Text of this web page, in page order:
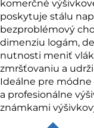
komerčné
poskytuje stálu
bezproblémový
dimenziu logám,
nutnosti meniť
zmršťovaniu a
Ideálne pre
a profesionálne
známkami